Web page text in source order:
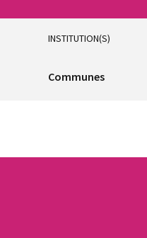
INSTITUTION(S)
Communes